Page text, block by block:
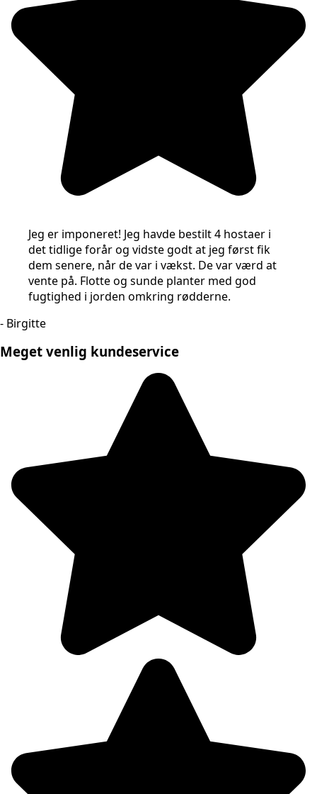
Jeg er imponeret! Jeg havde bestilt 4 hostaer i
det tidlige forår og vidste godt at jeg først fik
dem senere, når de var i vækst. De var værd at
vente på. Flotte og sunde planter med god
fugtighed i jorden omkring rødderne.
- Birgitte
Meget venlig kundeservice